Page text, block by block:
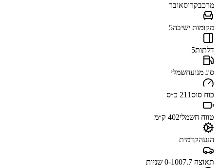
מרכבקרוסאובר
מקומות ישיבה5
דלתות5
סוג מנועחשמלי
כוח סוס211 כ״ס
טווח חשמלי402 ק״מ
הנעהקדמית
תאוצה 0-100 7.7 שניות